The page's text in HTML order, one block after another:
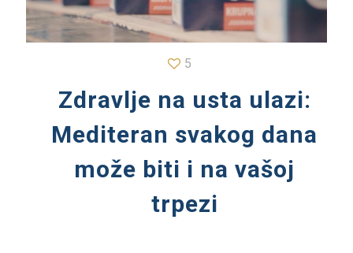
5
Zdravlje na usta ulazi:
Mediteran svakog dana
može biti i na vašoj
trpezi